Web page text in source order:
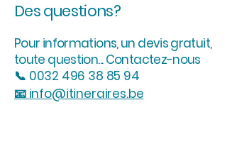
Des questions?
Pour informations, un devis gratuit,
toute question... Contactez-nous
📞 0032 496 38 85 94
📧 info@itineraires.be